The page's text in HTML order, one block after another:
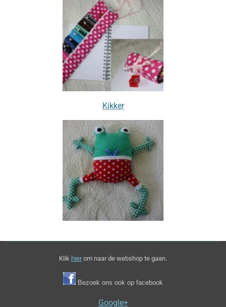
Kikker
Klik hierom naar de webshop te gaan.
Bezoek ons ook op facebook
Google+